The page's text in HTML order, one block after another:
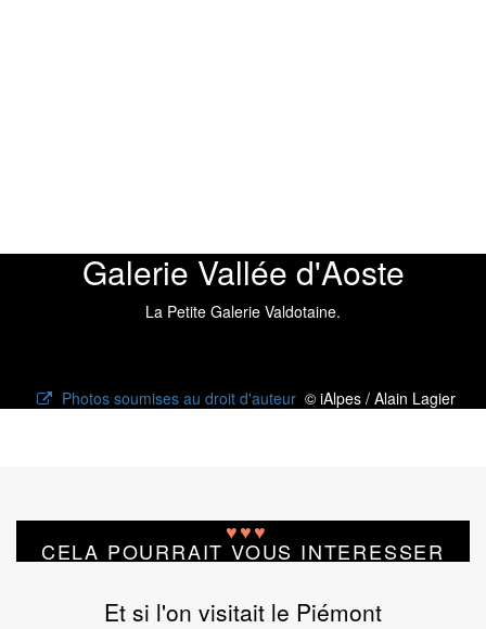
Galerie Vallée d'Aoste
La Petite Galerie Valdotaine.
Photos soumises au droit d'auteur© iAlpes / Alain Lagier
♥♥♥
CELA POURRAIT VOUS INTERESSER
Et si l'on visitait le Piémont